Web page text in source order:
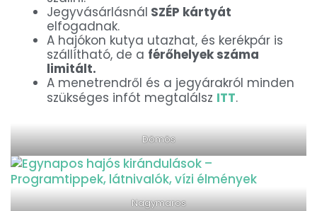
Jegyvásárlásnál SZÉP kártyát
elfogadnak.
A hajókon kutya utazhat, és kerékpár is
szállítható, de a férőhelyek száma
limitált.
A menetrendről és a jegyárakról minden
szükséges infót megtalálsz ITT.
Dömös
Nagymaros